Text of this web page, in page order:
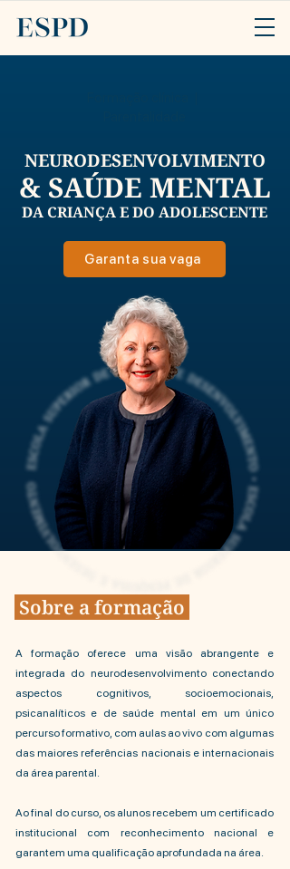
DA CRIANÇA E DO ADOLESCENTE
NEURODESENVOLVIMENTO
& SAÚDE MENTAL
Garanta sua vaga
Sobre a formação
A formação oferece uma visão abrangente e
integrada do neurodesenvolvimento conectando
aspectos cognitivos, socioemocionais,
psicanalíticos e de saúde mental em um único
percurso formativo, com aulas ao vivo com algumas
das maiores referências nacionais e internacionais
da área parental.
Ao final do curso, os alunos recebem um certificado
institucional com reconhecimento nacional e
garantem uma qualificação aprofundada na área.